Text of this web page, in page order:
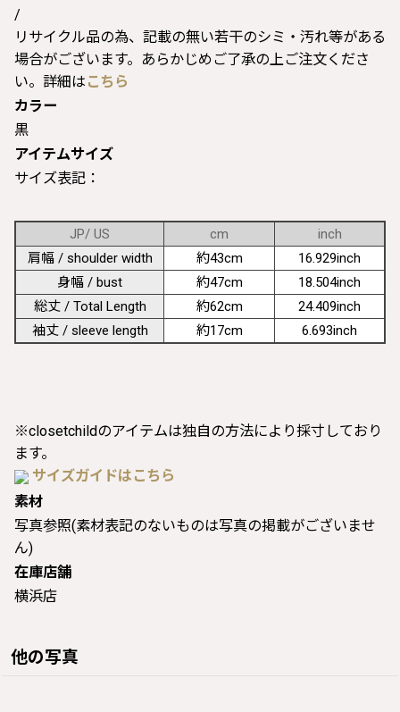
/
リサイクル品の為、記載の無い若干のシミ・汚れ等がある
場合がございます。あらかじめご了承の上ご注文くださ
い。詳細は こちら
カラー
黒
アイテムサイズ
サイズ表記：
JP/ US cm
inch
肩幅 / shoulder width
約43cm
16.929inch
身幅 / bust
約47cm
18.504inch
総丈 / Total Length
約62cm
24.409inch
袖丈 / sleeve length
約17cm 6.693inch
※closetchildのアイテムは独自の方法により採寸しており
ます。
サイズガイドはこちら
素材
写真参照(素材表記のないものは写真の掲載がございませ
ん)
在庫店舗
横浜店
他の写真